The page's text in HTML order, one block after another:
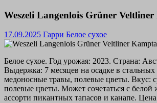
Weszeli Langenlois Grüner
17.09.2025 Гарри Белое сухое
Белое сухое. Год урожая: 2023. Страна:
Выдержка: 7 месяцев на осадке в
медоносные травы, полевые цветы. Вкус:
полевые цветы. Может сочетаться с
ассорти пикантных тапасов и канапе.